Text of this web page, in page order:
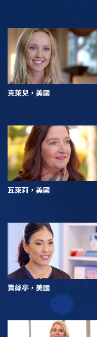
克萊兒，美國
瓦萊莉，美國
賈絲亭，美國